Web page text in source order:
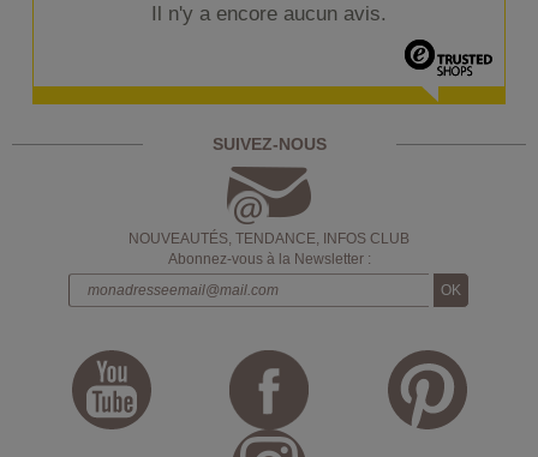
Il n'y a encore aucun avis.
SUIVEZ-NOUS
NOUVEAUTÉS, TENDANCE, INFOS CLUB
Abonnez-vous à la Newsletter :